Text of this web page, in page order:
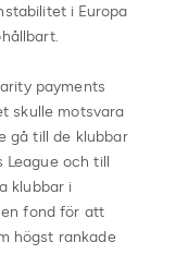
i Europa
payments
skulle motsvara
gå till de klubbar
League och till
klubbar i
fond för att
högst rankade